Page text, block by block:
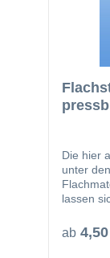
Die hier
unter
lassen
wird
Bereichen
ab